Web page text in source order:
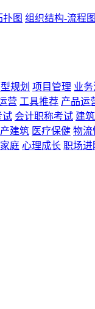
扑图 组织结构-流程图
规划 项目管理 业
营 工具推荐 产品运
试 会计职称考试 建
建筑 医疗保健 物流
庭 心理成长 职场进